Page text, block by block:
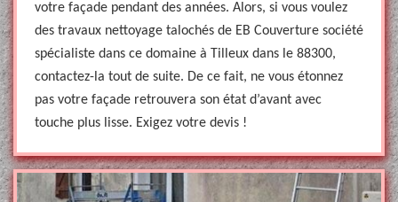
votre façade pendant des années. Alors, si vous voulez
des travaux nettoyage talochés de EB Couverture société
spécialiste dans ce domaine à Tilleux dans le 88300,
contactez-la tout de suite. De ce fait, ne vous étonnez
pas votre façade retrouvera son état d’avant avec
touche plus lisse. Exigez votre devis !